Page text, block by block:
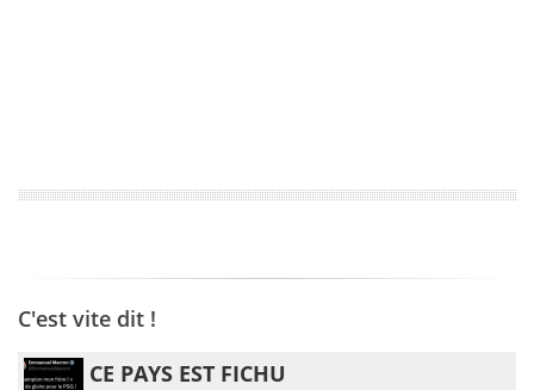
C'est vite dit !
CE PAYS EST FICHU